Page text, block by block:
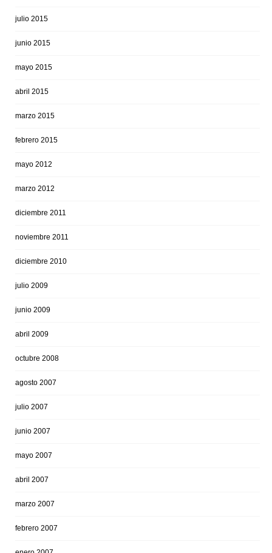
julio 2015
junio 2015
mayo 2015
abril 2015
marzo 2015
febrero 2015
mayo 2012
marzo 2012
diciembre 2011
noviembre 2011
diciembre 2010
julio 2009
junio 2009
abril 2009
octubre 2008
agosto 2007
julio 2007
junio 2007
mayo 2007
abril 2007
marzo 2007
febrero 2007